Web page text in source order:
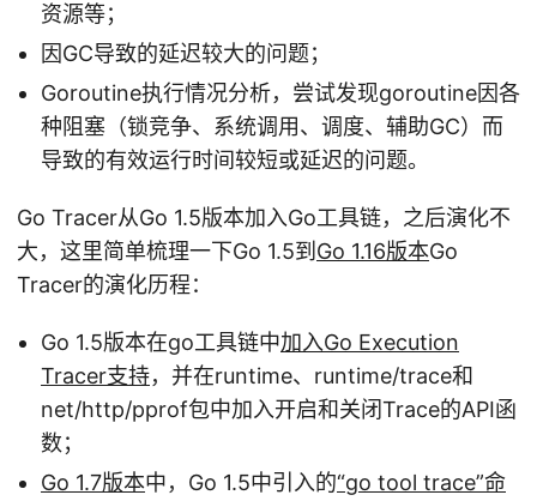
资源等；
因GC导致的延迟较大的问题；
Goroutine执行情况分析，尝试发现goroutine因各
种阻塞（锁竞争、系统调用、调度、辅助GC）而
导致的有效运行时间较短或延迟的问题。
Go Tracer从Go 1.5版本加入Go工具链，之后演化不
大，这里简单梳理一下Go 1.5到 Go 1.16版本Go
Tracer的演化历程：
Go 1.5版本在go工具链中加入Go Execution
Tracer支持，并在runtime、runtime/trace和
net/http/pprof包中加入开启和关闭Trace的API函
数；
Go 1.7版本中，Go 1.5中引入的“go tool trace”命